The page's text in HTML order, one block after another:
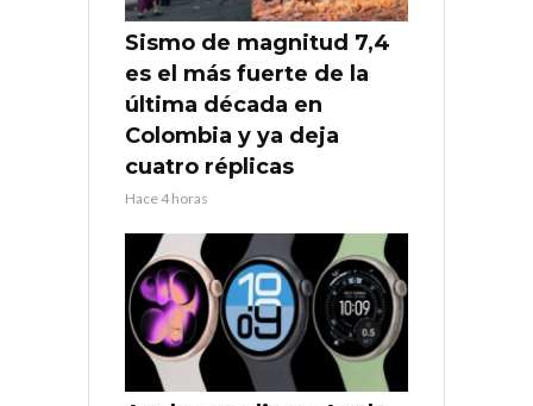
Sismo de magnitud 7,4
es el más fuerte de la
última década en
Colombia y ya deja
cuatro réplicas
Hace 4 horas